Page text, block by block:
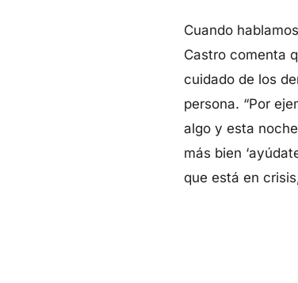
Cuando
Castro comenta
cuidado de los
persona. “Por
algo y esta
más bien
que está en